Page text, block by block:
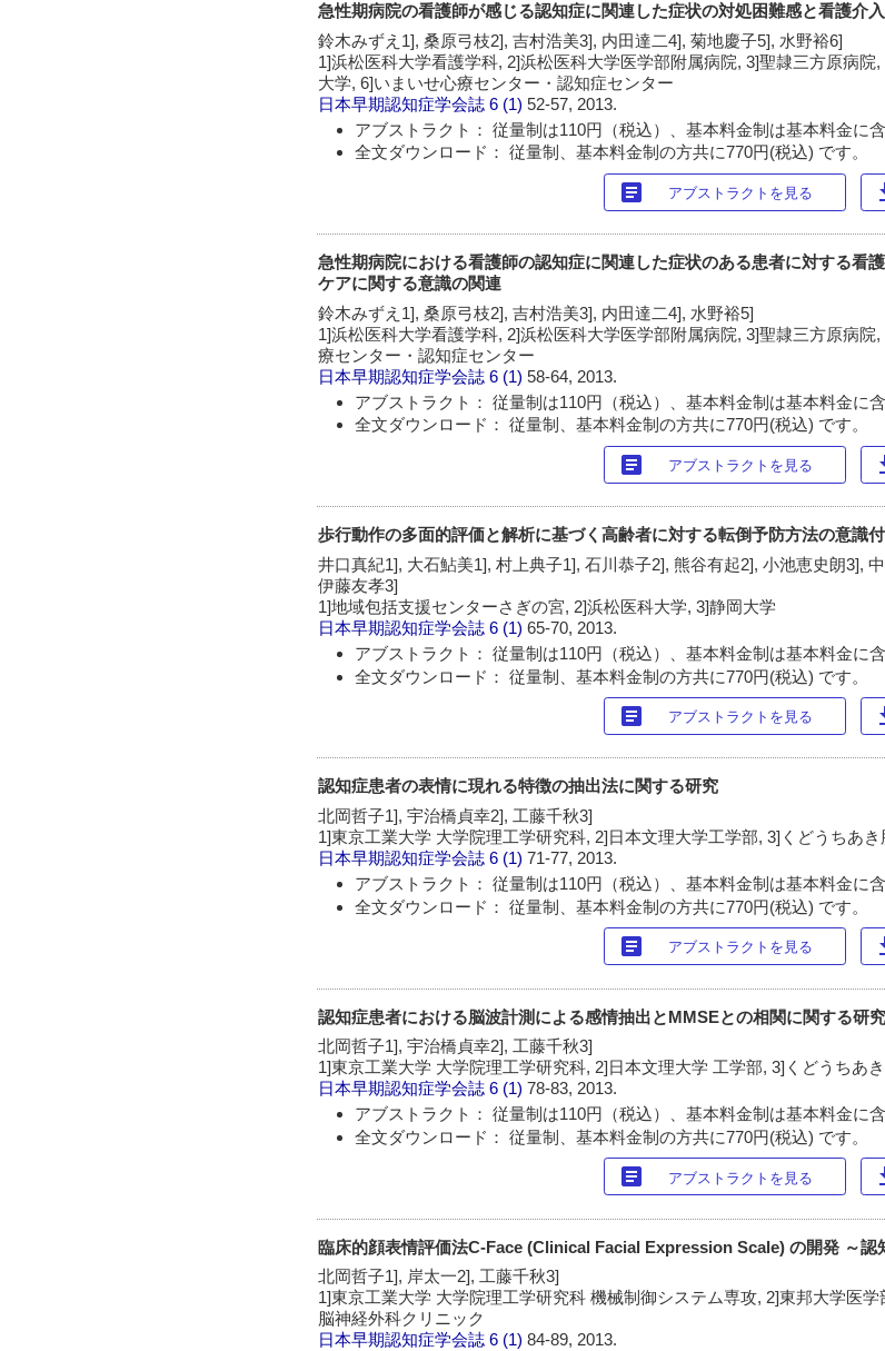
急性期病院の看護師が感じる認知症に関連した症状の対処困難感と看護介
鈴木みずえ1], 桑原弓枝2], 吉村浩美3], 内田達二4], 菊地慶子5], 水野裕6]
1]浜松医科大学看護学科, 2]浜松医科大学医学部附属病院, 3]聖隷三方原病院
大学, 6]いまいせ心療センター・認知症センター
日本早期認知症学会誌 6 (1)52-57, 2013.
アブストラクト： 従量制は110円（税込）、基本料金制は基本料金に含
全文ダウンロード： 従量制、基本料金制の方共に770円(税込) です。
article アブストラクトを見る
急性期病院における看護師の認知症に関連した症状のある患者に対する看
ケアに関する意識の関連
鈴木みずえ1], 桑原弓枝2], 吉村浩美3], 内田達二4], 水野裕5]
1]浜松医科大学看護学科, 2]浜松医科大学医学部附属病院, 3]聖隷三方原病院
療センター・認知症センター
日本早期認知症学会誌 6 (1)58-64, 2013.
アブストラクト： 従量制は110円（税込）、基本料金制は基本料金に含
全文ダウンロード： 従量制、基本料金制の方共に770円(税込) です。
article アブストラクトを見る
歩行動作の多面的評価と解析に基づく高齢者に対する転倒予防方法の意識
井口真紀1], 大石鮎美1], 村上典子1], 石川恭子2], 熊谷有起2], 小池恵史朗3],
伊藤友孝3]
1]地域包括支援センターさぎの宮, 2]浜松医科大学, 3]静岡大学
日本早期認知症学会誌 6 (1)65-70, 2013.
アブストラクト： 従量制は110円（税込）、基本料金制は基本料金に含
全文ダウンロード： 従量制、基本料金制の方共に770円(税込) です。
article アブストラクトを見る
認知症患者の表情に現れる特徴の抽出法に関する研究
北岡哲子1], 宇治橋貞幸2], 工藤千秋3]
1]東京工業大学 大学院理工学研究科, 2]日本文理大学工学部, 3]くどうちあ
日本早期認知症学会誌 6 (1)71-77, 2013.
アブストラクト： 従量制は110円（税込）、基本料金制は基本料金に含
全文ダウンロード： 従量制、基本料金制の方共に770円(税込) です。
article アブストラクトを見る
認知症患者における脳波計測による感情抽出とMMSEとの相関に関する研究
北岡哲子1], 宇治橋貞幸2], 工藤千秋3]
1]東京工業大学 大学院理工学研究科, 2]日本文理大学 工学部, 3]くどうちあ
日本早期認知症学会誌 6 (1)78-83, 2013.
アブストラクト： 従量制は110円（税込）、基本料金制は基本料金に含
全文ダウンロード： 従量制、基本料金制の方共に770円(税込) です。
article アブストラクトを見る
臨床的顔表情評価法C-Face (Clinical Facial Expression Scale) の開発 ～認
北岡哲子1], 岸太一2], 工藤千秋3]
1]東京工業大学 大学院理工学研究科 機械制御システム専攻, 2]東邦大学医
脳神経外科クリニック
日本早期認知症学会誌 6 (1)84-89, 2013.